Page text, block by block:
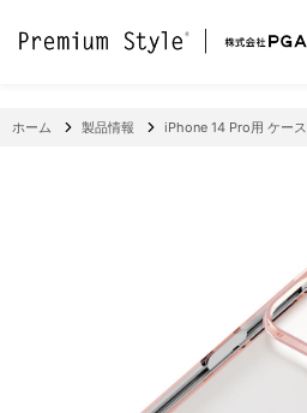
ホーム 製品情報 iPhone 14 Pro用 ケース